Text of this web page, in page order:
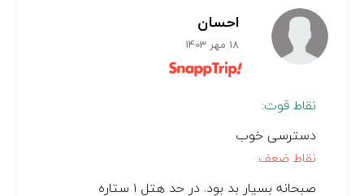
احسان
18 مهر 1403
نقاط قوت:
دسترسی خوب
نقاط ضعف:
صبحانه بسیار بد بود. در حد هتل ۱ ستاره